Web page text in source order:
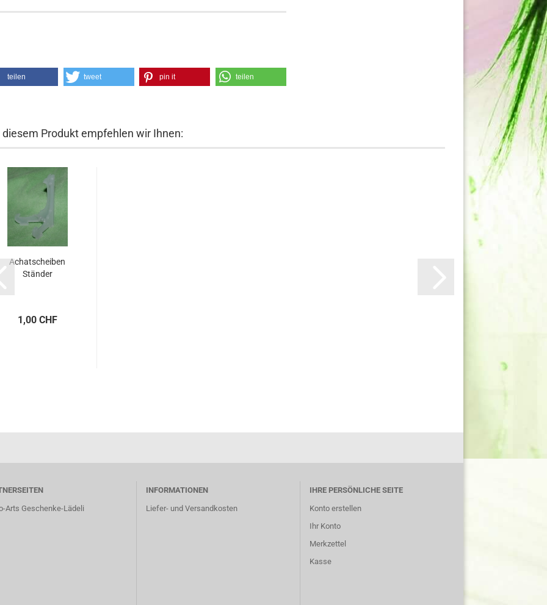
teilen tweet pin it teilen
diesem Produkt empfehlen wir Ihnen:
Achatscheiben
Ständer
1,00 CHF
Arts Geschenke-Lädeli
INFORMATIONEN
Liefer- und Versandkosten
IHRE PERSÖNLICHE SEITE
Konto erstellen
Ihr Konto
Merkzettel
Kasse